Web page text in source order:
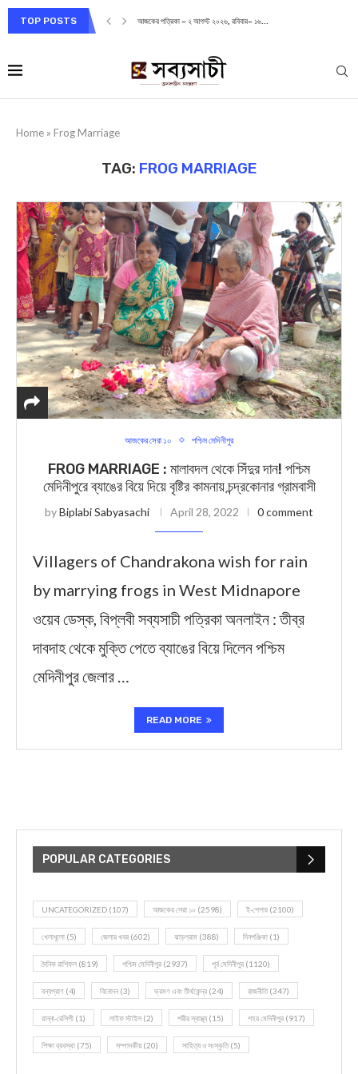
TOP POSTS আজকের পত্রিকা – ২ আগস্ট ২০২৬, রবিবার– ১৬...
Home » Frog Marriage
TAG: FROG MARRIAGE
আজকের সেরা ১০ পশ্চিম মেদিনীপুর
FROG MARRIAGE : মালাবদল থেকে সিঁদুর দান! পশ্চিম
মেদিনীপুরে ব্যাঙের বিয়ে দিয়ে বৃষ্টির কামনায় চন্দ্রকোনার গ্রামবাসী
byBiplabi Sabyasachi April 28, 2022 0 comment
Villagers of Chandrakona wish for rain
by marrying frogs in West Midnapore
ওয়েব ডেস্ক, বিপ্লবী সব্যসাচী পত্রিকা অনলাইন : তীব্র
দাবদাহ থেকে মুক্তি পেতে ব্যাঙের বিয়ে দিলেন পশ্চিম
মেদিনীপুর জেলার …
READ MORE
POPULAR CATEGORIES
UNCATEGORIZED (107) আজকের সেরা ১০ (2598) ই-পেপার (2100)
খেলাধূলো (5) জেলার খবর (602) ঝাড়গ্রাম (388) দিনপঞ্জিকা (1)
দৈনিক রাশিফল (819) পশ্চিম মেদিনীপুর (2937) পূর্ব মেদিনীপুর (1120)
বন্যপ্রাণ (4) বিনোদন(3) ভ্রমণ এবং তীর্থকেন্দ্র (24) রাজনীতি(347)
রান্না-রেসিপী (1) লাইফ স্টাইল (2) শরীর স্বাস্থ্য (15) শহর মেদিনীপুর (917)
শিক্ষা ব্যবস্থা (75) সম্পাদকীয় (20) সাহিত্য ও সংস্কৃতি(5)